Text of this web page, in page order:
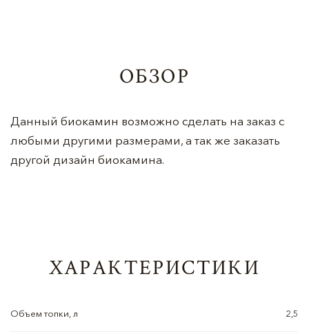
ОБЗОР
Данный биокамин возможно сделать на заказ с
любыми другими размерами, а так же заказать
другой дизайн биокамина.
ХАРАКТЕРИСТИКИ
Объем топки, л 2,5